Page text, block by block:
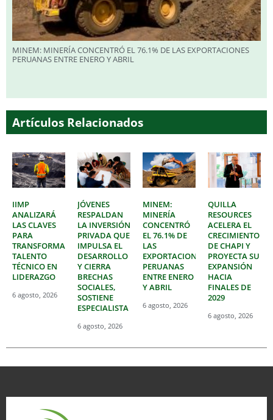
MINEM: MINERÍA CONCENTRÓ EL 76.1% DE LAS EXPORTACIONES
PERUANAS ENTRE ENERO Y ABRIL
Artículos Relacionados
IIMP
ANALIZARÁ
LAS CLAVES
PARA
TRANSFORMAR
TALENTO
TÉCNICO EN
LIDERAZGO
6 agosto, 2026
JÓVENES
RESPALDAN
LA INVERSIÓN
PRIVADA QUE
IMPULSA EL
DESARROLLO
Y CIERRA
BRECHAS
SOCIALES,
SOSTIENE
ESPECIALISTA
6 agosto, 2026
MINEM:
MINERÍA
CONCENTRÓ
EL 76.1% DE
LAS
EXPORTACIONES
PERUANAS
ENTRE ENERO
Y ABRIL
6 agosto, 2026
QUILLA
RESOURCES
ACELERA EL
CRECIMIENTO
DE CHAPI Y
PROYECTA SU
EXPANSIÓN
HACIA
FINALES DE
2029
6 agosto, 2026